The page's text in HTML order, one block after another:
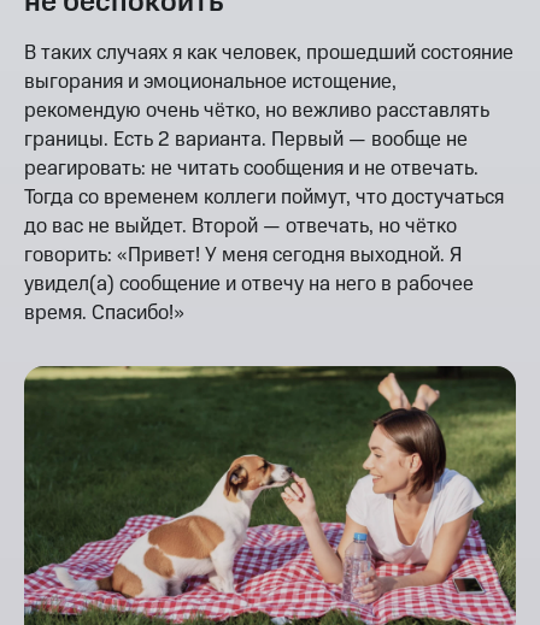
В таких случаях я как человек, прошедший состояние
выгорания и эмоциональное истощение,
рекомендую очень чётко, но вежливо расставлять
границы. Есть 2 варианта. Первый — вообще не
реагировать: не читать сообщения и не отвечать.
Тогда со временем коллеги поймут, что достучаться
до вас не выйдет. Второй — отвечать, но чётко
говорить: «Привет! У меня сегодня выходной. Я
увидел(а) сообщение и отвечу на него в рабочее
время. Спасибо!»